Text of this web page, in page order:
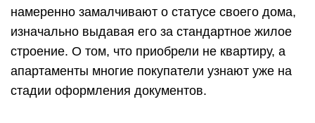
намеренно замалчивают о статусе своего дома,
изначально выдавая его за стандартное жилое
строение. О том, что приобрели не квартиру, а
апартаменты многие покупатели узнают уже на
стадии оформления документов.